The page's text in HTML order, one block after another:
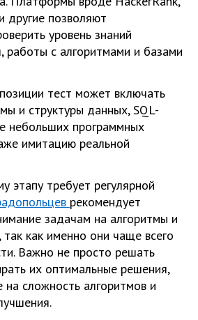
другие позволяют
уровень знаний
работы с алгоритмами и базами
тест может включать
и структуры данных, SQL-
небольших программных
имитацию реальной
этапу требует регулярной
рекомендует
задачам на алгоритмы и
как именно они чаще всего
Важно не просто решать
их оптимальные решения,
сложность алгоритмов и